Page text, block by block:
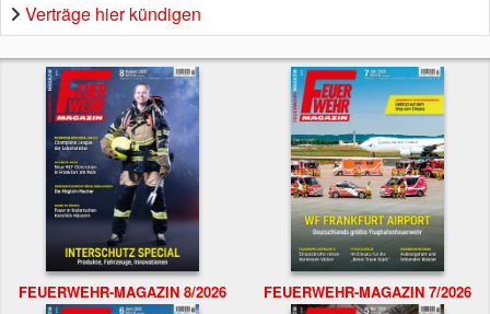
Verträge hier kündigen
FEUERWEHR-MAGAZIN 8/2026 FEUERWEHR-MAGAZIN 7/2026